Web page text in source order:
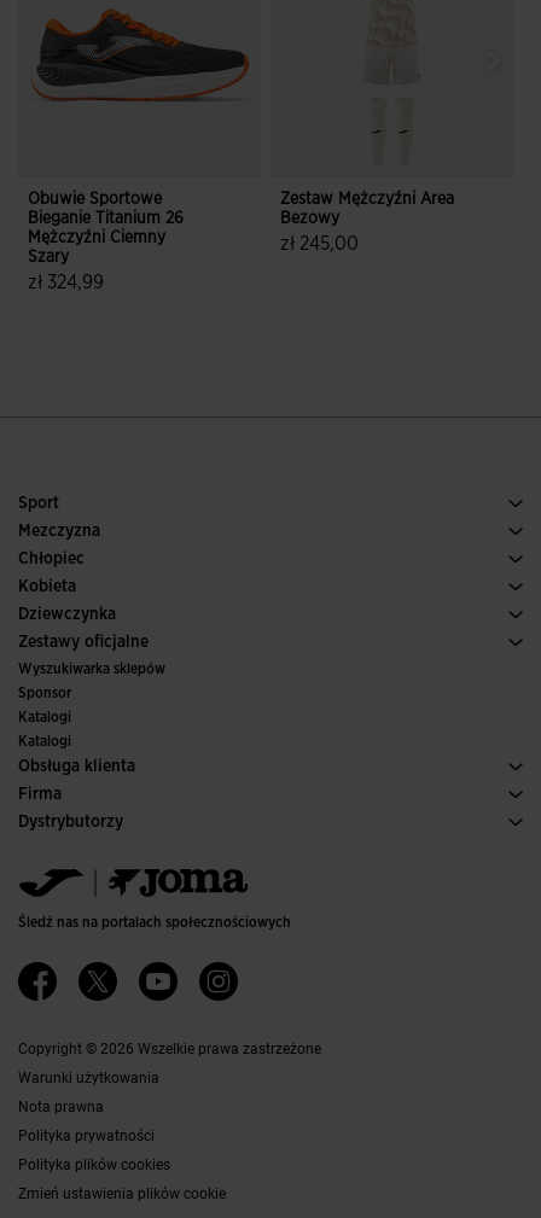
Obuwie Sportowe
Bieganie Titanium 26
Mężczyźni Ciemny
Szary
zł 324,99
Zestaw Mężczyźni Area
Bezowy
zł 245,00
Sport
Bieganie
Pilka nozna
Paddle
Trail, Bieganie w terenie
Mezczyzna
Buty Meskie
Sport
Chłopiec
Zobacz wszystkie ubrania dla chłopców
Kobieta
Obuwie Damskie
Sport
Dziewczynka
Zobacz wszystkie ubrania dla dziewczynek
Zestawy oficjalne
Pilka nozna
Futsal
Komitety i federacje
Wydania specjalne
Wyszukiwarka sklepów
Sponsor
Katalogi
Katalogi
Obsługa klienta
Warunki Zakupu
Transport i dostawa
Najczęściej zadawane pytania
Firma
Historia
Kanał etyczny
Polityka jakości i ochrony środowiska
Pracuj z Nami
Ethics Channel
Dystrybutorzy
Jomanet
Obszar marketingu
Skontaktuj się
Śledź nas na portalach społecznościowych
Copyright © 2026 Wszelkie prawa zastrzeżone
Warunki użytkowania
Nota prawna
Polityka prywatności
Polityka plików cookies
Zmień ustawienia plików cookie